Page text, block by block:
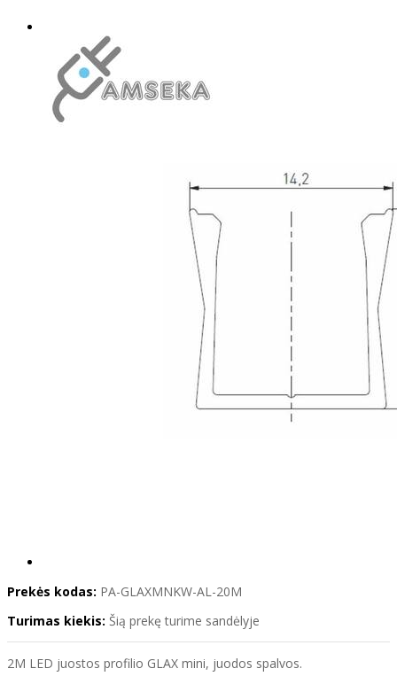
Prekės kodas: PA-GLAXMNKW-AL-20M
Turimas kiekis: Šią prekę turime sandėlyje
2M LED juostos profilio GLAX mini, juodos spalvos.